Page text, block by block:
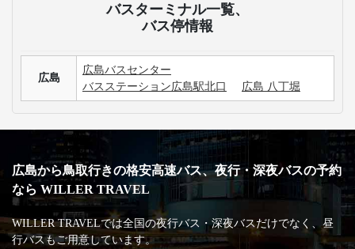
バスターミナル一覧、
バス停情報
広島
広島バスセンター
バスステーション広島駅北口
広島 八丁堀
広島から鳥取行きの格安高速バス、夜行・深夜バスの予約
なら WILLER TRAVEL
WILLER TRAVELでは全国の夜行バス・深夜バスだけでなく、昼
行バスもご用意しています。